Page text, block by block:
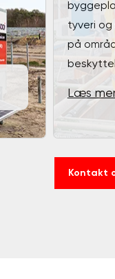
tyveri og
på
Læs
Kontakt